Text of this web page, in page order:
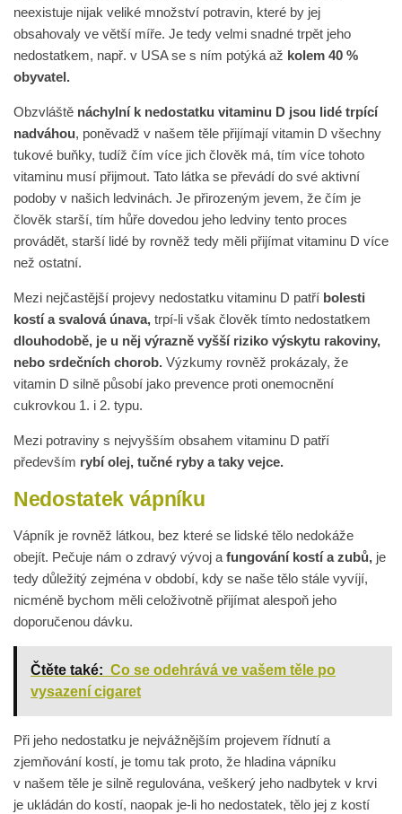
neexistuje nijak veliké množství potravin, které by jej
obsahovaly ve větší míře. Je tedy velmi snadné trpět jeho
nedostatkem, např. v USA se s ním potýká až kolem 40 %
obyvatel.
Obzvláště náchylní k nedostatku vitaminu D jsou lidé trpící
nadváhou, poněvadž v našem těle přijímají vitamin D všechny
tukové buňky, tudíž čím více jich člověk má, tím více tohoto
vitaminu musí přijmout. Tato látka se převádí do své aktivní
podoby v našich ledvinách. Je přirozeným jevem, že čím je
člověk starší, tím hůře dovedou jeho ledviny tento proces
provádět, starší lidé by rovněž tedy měli přijímat vitaminu D více
než ostatní.
Mezi nejčastější projevy nedostatku vitaminu D patří bolesti
kostí a svalová únava, trpí-li však člověk tímto nedostatkem
dlouhodobě, je u něj výrazně vyšší riziko výskytu rakoviny,
nebo srdečních chorob. Výzkumy rovněž prokázaly, že
vitamin D silně působí jako prevence proti onemocnění
cukrovkou 1. i 2. typu.
Mezi potraviny s nejvyšším obsahem vitaminu D patří
především rybí olej, tučné ryby a taky vejce.
Nedostatek vápníku
Vápník je rovněž látkou, bez které se lidské tělo nedokáže
obejít. Pečuje nám o zdravý vývoj a fungování kostí a zubů, je
tedy důležitý zejména v období, kdy se naše tělo stále vyvíjí,
nicméně bychom měli celoživotně přijímat alespoň jeho
doporučenou dávku.
Čtěte také: Co se odehrává ve vašem těle po
vysazení cigaret
Při jeho nedostatku je nejvážnějším projevem řídnutí a
zjemňování kostí, je tomu tak proto, že hladina vápníku
v našem těle je silně regulována, veškerý jeho nadbytek v krvi
je ukládán do kostí, naopak je-li ho nedostatek, tělo jej z kostí